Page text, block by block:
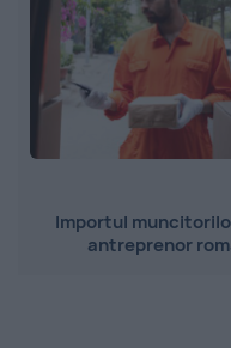
Importul
antreprenor